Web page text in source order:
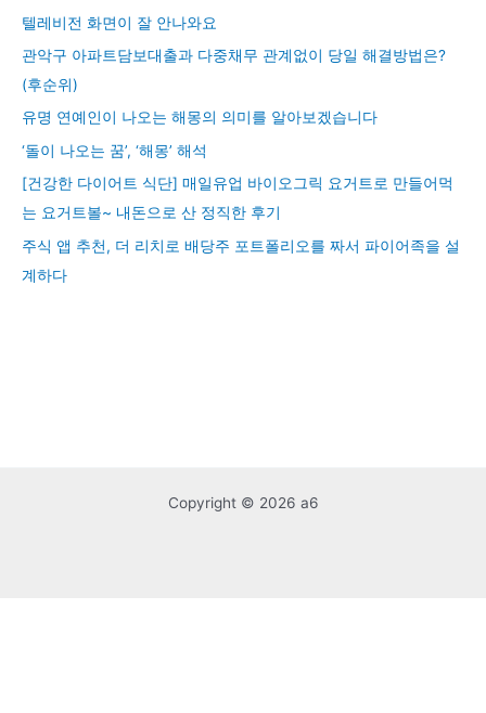
텔레비전 화면이 잘 안나와요
관악구 아파트담보대출과 다중채무 관계없이 당일 해결방법은?
(후순위)
유명 연예인이 나오는 해몽의 의미를 알아보겠습니다
‘돌이 나오는 꿈’, ‘해몽’ 해석
[건강한 다이어트 식단] 매일유업 바이오그릭 요거트로 만들어먹
는 요거트볼~ 내돈으로 산 정직한 후기
주식 앱 추천, 더 리치로 배당주 포트폴리오를 짜서 파이어족을 설
계하다
Copyright © 2026 a6